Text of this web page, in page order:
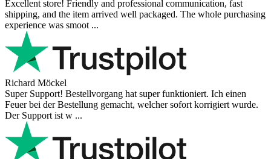
Andres
I bought a cafelat robot, the delivery was really fast and the products
were in great conditions. I will be buying again. The shipping to
Switzerland ...
Mihaylovich
perfect all product,company,delivery, thanks recomended